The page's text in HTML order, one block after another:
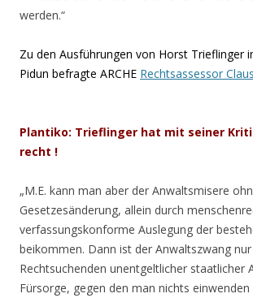
werden.“
Zu den Ausführungen von Horst Trieflinger
Pidun befragte ARCHE Rechtsassessor
Plantiko: Trieflinger hat mit seiner
recht !
„M.E. kann man aber der Anwaltsmisere
Gesetzesänderung, allein durch
verfassungskonforme Auslegung der
beikommen. Dann ist der Anwaltszwang
Rechtsuchenden unentgeltlicher staatlicher
Fürsorge, gegen den man nichts